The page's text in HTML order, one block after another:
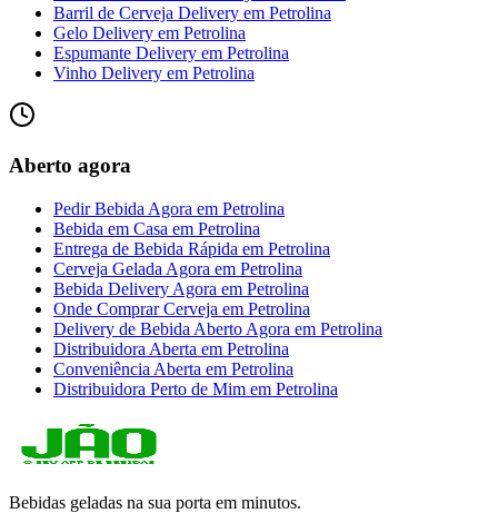
Barril de Cerveja Delivery em Petrolina
Gelo Delivery em Petrolina
Espumante Delivery em Petrolina
Vinho Delivery em Petrolina
Aberto agora
Pedir Bebida Agora em Petrolina
Bebida em Casa em Petrolina
Entrega de Bebida Rápida em Petrolina
Cerveja Gelada Agora em Petrolina
Bebida Delivery Agora em Petrolina
Onde Comprar Cerveja em Petrolina
Delivery de Bebida Aberto Agora em Petrolina
Distribuidora Aberta em Petrolina
Conveniência Aberta em Petrolina
Distribuidora Perto de Mim em Petrolina
Bebidas geladas na sua porta em minutos.